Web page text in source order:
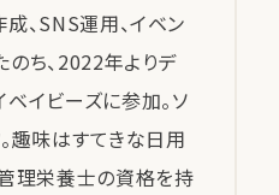
、SNS運用、イベン
のち、2022年よりデ
イビーズに参加。ソ
趣味はすてきな日用
管理栄養士の資格を持